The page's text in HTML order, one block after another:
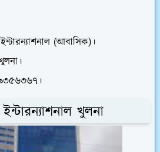
(আবাসিক)।
খুলনা